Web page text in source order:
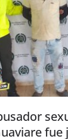
fue